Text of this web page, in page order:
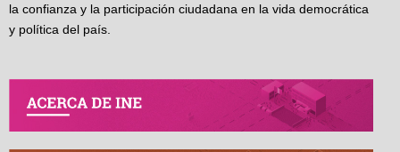
la confianza y la participación ciudadana en la vida democrática
y política del país.